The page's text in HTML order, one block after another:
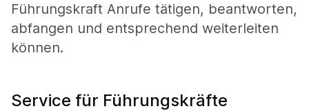
Führungskraft Anrufe tätigen, beantworten,
abfangen und entsprechend weiterleiten
können.
Service für Führungskräfte